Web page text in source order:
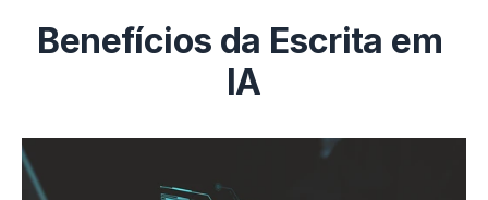
Benefícios da Escrita em
IA